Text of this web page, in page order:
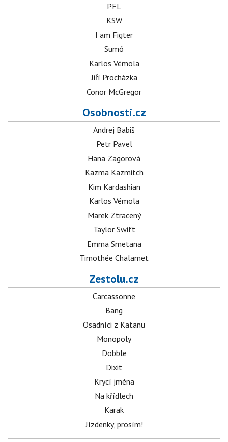
PFL
KSW
I am Figter
Sumó
Karlos Vémola
Jiří Procházka
Conor McGregor
Osobnosti.cz
Andrej Babiš
Petr Pavel
Hana Zagorová
Kazma Kazmitch
Kim Kardashian
Karlos Vémola
Marek Ztracený
Taylor Swift
Emma Smetana
Timothée Chalamet
Zestolu.cz
Carcassonne
Bang
Osadníci z Katanu
Monopoly
Dobble
Dixit
Krycí jména
Na křídlech
Karak
Jízdenky, prosím!